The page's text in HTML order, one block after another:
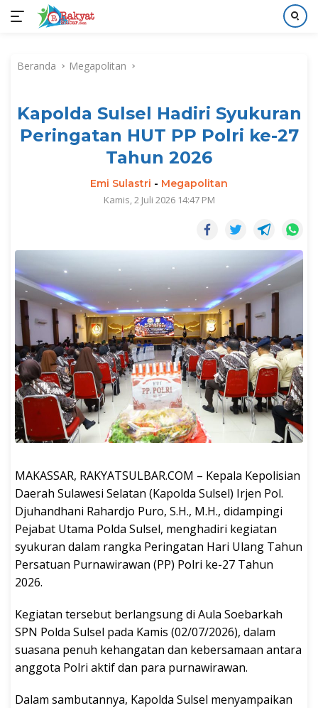
kontenBeranda Megapolitan
Kapolda Sulsel Hadiri Syukuran
Peringatan HUT PP Polri ke-27
Tahun 2026
Emi Sulastri - Megapolitan
Kamis, 2 Juli 2026 14:47 PM
MAKASSAR, RAKYATSULBAR.COM – Kepala Kepolisian
Daerah Sulawesi Selatan (Kapolda Sulsel) Irjen Pol.
Djuhandhani Rahardjo Puro, S.H., M.H., didampingi
Pejabat Utama Polda Sulsel, menghadiri kegiatan
syukuran dalam rangka Peringatan Hari Ulang Tahun
Persatuan Purnawirawan (PP) Polri ke-27 Tahun
2026.
Kegiatan tersebut berlangsung di Aula Soebarkah
SPN Polda Sulsel pada Kamis (02/07/2026), dalam
suasana penuh kehangatan dan kebersamaan antara
anggota Polri aktif dan para purnawirawan.
Dalam sambutannya, Kapolda Sulsel menyampaikan